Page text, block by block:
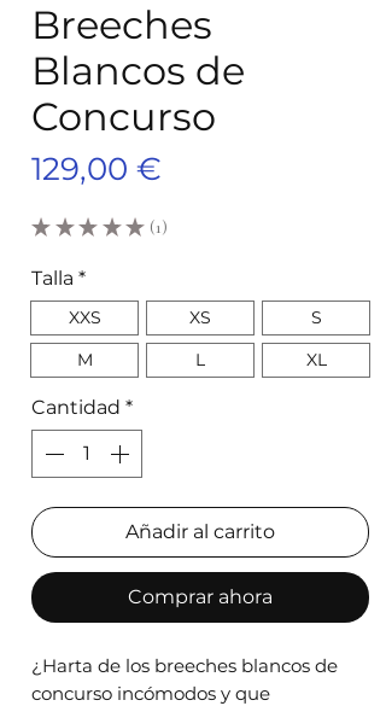
Breeches
Blancos de
Concurso
129,00 €
★ ★ ★ ★ ★ 1
1
Talla *
XXS XS
S
M
L XL
Cantidad *
Añadir al carrito
Comprar ahora
¿Harta de los breeches blancos de
concurso incómodos y que